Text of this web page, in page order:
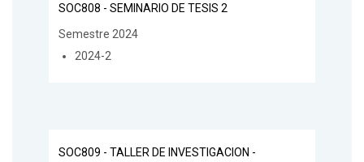
SOC808 - SEMINARIO DE TESIS 2
Semestre 2024
2024-2
SOC809 - TALLER DE INVESTIGACION -